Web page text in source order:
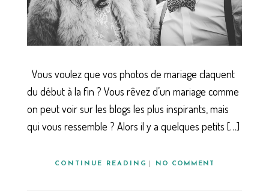
Vous voulez que vos photos de mariage claquent
du début à la fin ? Vous rêvez d’un mariage comme
on peut voir sur les blogs les plus inspirants, mais
qui vous ressemble ? Alors il y a quelques petits […]
CONTINUE READING NO COMMENT